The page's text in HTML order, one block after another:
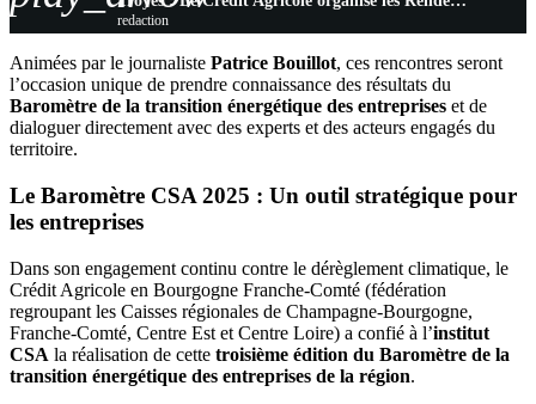
redaction
Animées par le journaliste Patrice Bouillot, ces rencontres seront
l’occasion unique de prendre connaissance des résultats du
Baromètre de la transition énergétique des entreprises et de
dialoguer directement avec des experts et des acteurs engagés du
territoire.
Le Baromètre CSA 2025 : Un outil stratégique pour
les entreprises
Dans son engagement continu contre le dérèglement climatique, le
Crédit Agricole en Bourgogne Franche-Comté (fédération
regroupant les Caisses régionales de Champagne-Bourgogne,
Franche-Comté, Centre Est et Centre Loire) a confié à l’institut
CSA la réalisation de cette troisième édition du Baromètre de la
transition énergétique des entreprises de la région.